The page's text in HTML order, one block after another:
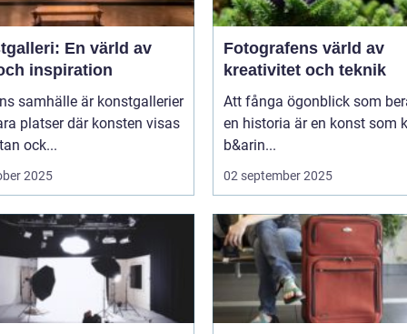
En värld av
inspiration
samhälle är konstgallerier
platser där konsten visas
ock...
2025
Fotografens värld av
kreativitet och teknik
Att fånga ögonblick som
en historia är en konst som
b&arin...
02 september 2025